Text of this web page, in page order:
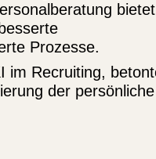
bietet
Prozesse.
im Recruiting,
der persönliche